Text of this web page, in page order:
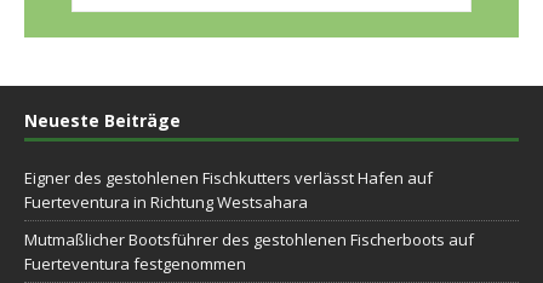
Neueste Beiträge
Eigner des gestohlenen Fischkutters verlässt Hafen auf
Fuerteventura in Richtung Westsahara
Mutmaßlicher Bootsführer des gestohlenen Fischerboots auf
Fuerteventura festgenommen